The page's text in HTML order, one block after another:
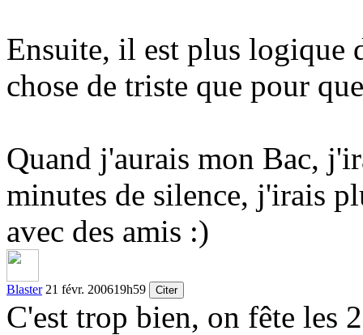
Ensuite, il est plus logique
chose de triste que pour
Quand j'aurais mon Bac,
minutes de silence, j'irais
avec des amis :)
Blaster 21 févr. 200619h59 Citer
C'est trop bien, on fête les